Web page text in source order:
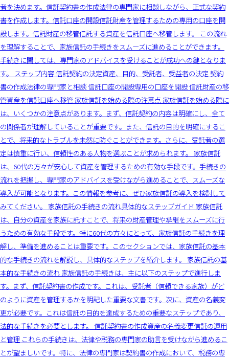
者を決めます。信託契約書の作成法律の専門家に相談しながら、正式な契約
書を作成します。信託口座の開設信託財産を管理するための専用の口座を開
設します。信託財産の移管信託する資産を信託口座へ移管します。 この流れ
を理解することで、家族信託の手続きをスムーズに進めることができます。
手続きに関しては、専門家のアドバイスを受けることが成功への鍵となりま
す。 ステップ内容 信託契約の決定資産、目的、受託者、受益者の決定 契約
書の作成法律の専門家と相談 信託口座の開設専用の口座を開設 信託財産の移
管資産を信託口座へ移管 家族信託を始める際の注意点 家族信託を始める際に
は、いくつかの注意点があります。まず、信託契約の内容は明確にし、全て
の関係者が理解していることが重要です。また、信託の目的を明確にするこ
とで、将来的なトラブルを未然に防ぐことができます。さらに、受託者の選
定は慎重に行い、信頼性のある人物を選ぶことが求められます。 家族信託
は、60代の方々が安心して資産を管理するための有効な手段です。手続きの
流れを把握し、専門家のアドバイスを受けながら進めることで、スムーズな
導入が可能となります。この情報を参考に、ぜひ家族信託の導入を検討して
みてください。 家族信託の手続きの流れ具体的なステップガイド 家族信託
は、自分の資産を家族に託すことで、将来の財産管理や承継をスムーズに行
うための有効な手段です。特に60代の方々にとって、家族信託の手続きを理
解し、準備を進めることは重要です。このセクションでは、家族信託の基本
的な手続きの流れを解説し、具体的なステップを紹介します。 家族信託の基
本的な手続きの流れ 家族信託の手続きは、主に以下のステップで進行しま
す。まず、信託契約書の作成です。これは、受託者（信頼できる家族）がど
のように資産を管理するかを明記した重要な文書です。次に、資産の名義変
更が必要です。これは信託の目的を達成するための重要なステップであり、
法的な手続きを必要とします。 信託契約書の作成資産の名義変更信託の運用
と管理 これらの手続きは、法律や税務の専門家の助言を受けながら進めるこ
とが望ましいです。特に、法律の専門家は契約書の作成において、税務の専